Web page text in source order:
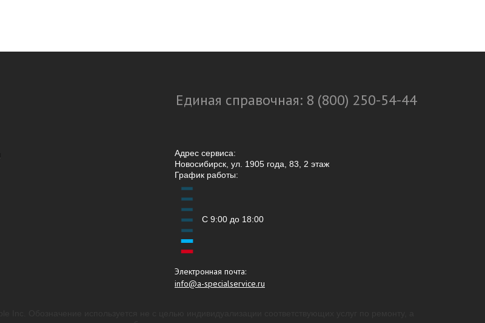
Единая справочная: 8 (800) 250-54-44
Адрес сервиса:
Новосибирск, ул. 1905 года, 83, 2 этаж
График работы:
С 9:00 до 18:00
Электронная почта:
info@a-specialservice.ru